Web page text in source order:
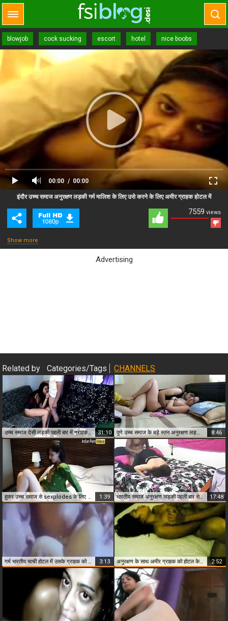
blowjob cock sucking escort hotel nice boobs
00:00 00:00
AdvertisementClose Ad
7559 views
इंदौर उच्च समाज अनुरक्षण लड़की गर्म मालिश के लिए उसे करने के लिए अमीर ग्राहक होटल में
Show more
Advertising
Related by Categories/Tags CHANNELS
उच्च समाज देसी लड़की पहली बार में ग्राहक द्वारा गड़बड़ उसे फ्लैट 31:10 पुणे उच्च समाज के बड़े स्तन अनुरक्षण लड़की पहली बार मुस्लिम लड़का 8:46
हूकर उच्च समाज से sexplodes के लिए ग्राहक 1:39 भारतीय समाज अनुरक्षण लड़की पहली बार सेक्स के साथ ग्राहक 17:48
3:13 अनुरक्षण के साथ अमीर ग्राहक को होटल के कमरे में 2:52